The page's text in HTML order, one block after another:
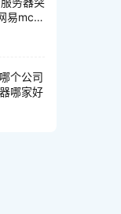
易mc服
么回事
个公司
哪家好